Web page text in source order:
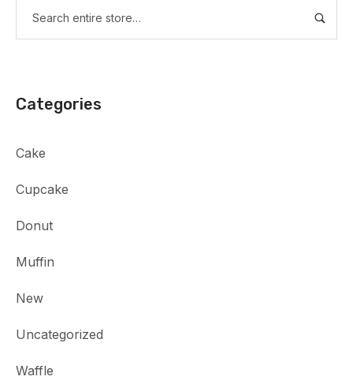
Categories
Cake
Cupcake
Donut
Muffin
New
Uncategorized
Waffle